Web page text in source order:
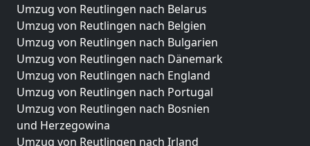
Umzug von Reutlingen nach Belarus
Umzug von Reutlingen nach Belgien
Umzug von Reutlingen nach Bulgarien
Umzug von Reutlingen nach Dänemark
Umzug von Reutlingen nach England
Umzug von Reutlingen nach Portugal
Umzug von Reutlingen nach Bosnien
und Herzegowina
Umzug von Reutlingen nach Irland